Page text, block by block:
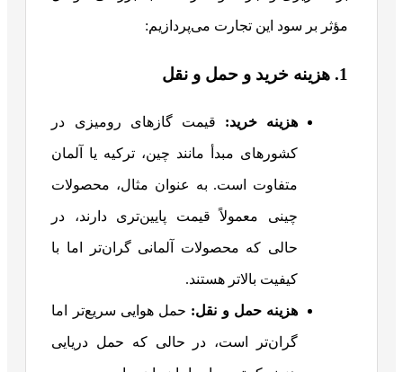
مؤثر بر سود این تجارت می‌پردازیم:
1. هزینه خرید و حمل و نقل
هزینه خرید: قیمت گازهای رومیزی در
کشورهای مبدأ مانند چین، ترکیه یا آلمان
متفاوت است. به عنوان مثال، محصولات
چینی معمولاً قیمت پایین‌تری دارند، در
حالی که محصولات آلمانی گران‌تر اما با
کیفیت بالاتر هستند.
هزینه حمل و نقل: حمل هوایی سریع‌تر اما
گران‌تر است، در حالی که حمل دریایی